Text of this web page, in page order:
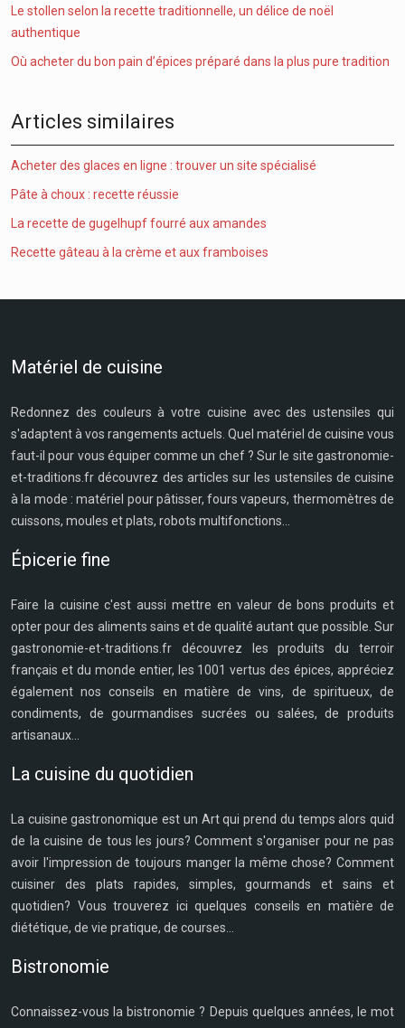
Le stollen selon la recette traditionnelle, un délice de noël
authentique
Où acheter du bon pain d’épices préparé dans la plus pure tradition
Articles similaires
Acheter des glaces en ligne : trouver un site spécialisé
Pâte à choux : recette réussie
La recette de gugelhupf fourré aux amandes
Recette gâteau à la crème et aux framboises
Matériel de cuisine
Redonnez des couleurs à votre cuisine avec des ustensiles qui
s'adaptent à vos rangements actuels. Quel matériel de cuisine vous
faut-il pour vous équiper comme un chef ? Sur le site gastronomie-
et-traditions.fr découvrez des articles sur les ustensiles de cuisine
à la mode : matériel pour pâtisser, fours vapeurs, thermomètres de
cuissons, moules et plats, robots multifonctions...
Épicerie fine
Faire la cuisine c'est aussi mettre en valeur de bons produits et
opter pour des aliments sains et de qualité autant que possible. Sur
gastronomie-et-traditions.fr découvrez les produits du terroir
français et du monde entier, les 1001 vertus des épices, appréciez
également nos conseils en matière de vins, de spiritueux, de
condiments, de gourmandises sucrées ou salées, de produits
artisanaux...
La cuisine du quotidien
La cuisine gastronomique est un Art qui prend du temps alors quid
de la cuisine de tous les jours? Comment s'organiser pour ne pas
avoir l'impression de toujours manger la même chose? Comment
cuisiner des plats rapides, simples, gourmands et sains et
quotidien? Vous trouverez ici quelques conseils en matière de
diététique, de vie pratique, de courses...
Bistronomie
Connaissez-vous la bistronomie ? Depuis quelques années, le mot